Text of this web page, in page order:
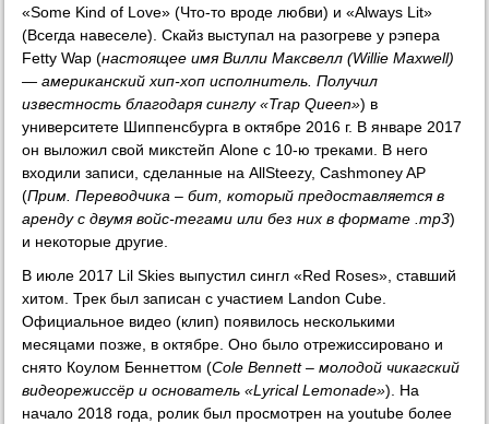
«Some Kind of Love» (Что-то вроде любви) и «Always Lit»
(Всегда навеселе). Скайз выступал на разогреве у рэпера
Fetty Wap (настоящее имя Вилли Максвелл (Willie Maxwell)
— американский хип-хоп исполнитель. Получил
известность благодаря синглу «Trap Queen») в
университете Шиппенсбурга в октябре 2016 г. В январе 2017
он выложил свой микстейп Alone с 10-ю треками. В него
входили записи, сделанные на AllSteezy, Cashmoney AP
(Прим. Переводчика – бит, который предоставляется в
аренду с двумя войс-тегами или без них в формате .mp3)
и некоторые другие.
В июле 2017 Lil Skies выпустил сингл «Red Roses», ставший
хитом. Трек был записан с участием Landon Cube.
Официальное видео (клип) появилось несколькими
месяцами позже, в октябре. Оно было отрежиссировано и
снято Коулом Беннеттом (Cole Bennett – молодой чикагский
видеорежиссёр и основатель «Lyrical Lemonade»). На
начало 2018 года, ролик был просмотрен на youtube более